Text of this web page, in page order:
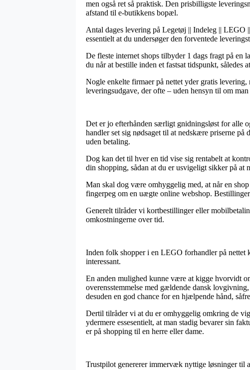
men også ret så praktisk. Den prisbilligste
afstand til e-butikkens bopæl.
Antal dages levering på Legetøj || Indeleg || LEGO
essentielt at du undersøger den forventede
De fleste internet shops tilbyder 1 dags fragt på en
du når at bestille inden et fastsat tidspunkt, således
Nogle enkelte firmaer på nettet yder gratis
leveringsudgave, der ofte – uden hensyn til om
Det er jo efterhånden særligt gnidningsløst for alle
handler set sig nødsaget til at nedskære priserne
uden betaling.
Dog kan det til hver en tid vise sig rentabelt at
din shopping, sådan at du er usvigeligt sikker på at
Man skal dog være omhyggelig med, at når en
fingerpeg om en uægte online webshop.
Generelt tilråder vi kortbestillinger eller
omkostningerne over tid.
Inden folk shopper i en LEGO forhandler på nettet
interessant.
En anden mulighed kunne være at kigge hvorvidt
overensstemmelse med gældende dansk
desuden en god chance for en hjælpende hånd,
Dertil tilråder vi at du er omhyggelig omkring de
ydermere essesentielt, at man stadig bevarer sin
er på shopping til en herre eller dame.
Trustpilot genererer immervæk nyttige løsninger til